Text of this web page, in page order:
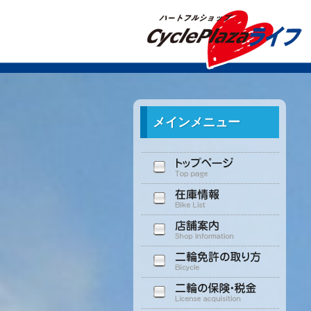
メインメニュー